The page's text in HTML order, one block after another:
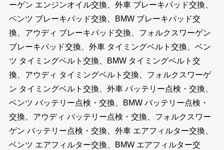
ーゲン エンジンオイル交換、外車 ブレーキパッド交換、
ベンツ ブレーキパッド交換、BMW ブレーキパッド交
換、アウディ ブレーキパッド交換、フォルクスワーゲン
ブレーキパッド交換、外車 タイミングベルト交換、ベン
ツ タイミングベルト交換、BMW タイミングベルト交
換、アウディ タイミングベルト交換、フォルクスワーゲ
ン タイミングベルト交換、外車 バッテリー点検・交換、
ベンツ バッテリー点検・交換、BMW バッテリー点検・
交換、アウディ バッテリー点検・交換、フォルクスワー
ゲン バッテリー点検・交換、外車 エアフィルター交換、
ベンツ エアフィルター交換、BMW エアフィルター交